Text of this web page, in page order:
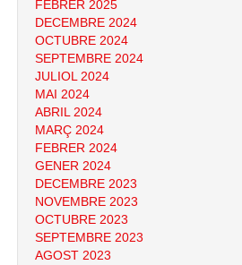
FEBRER 2025
DECEMBRE 2024
OCTUBRE 2024
SEPTEMBRE 2024
JULIOL 2024
MAI 2024
ABRIL 2024
MARÇ 2024
FEBRER 2024
GENER 2024
DECEMBRE 2023
NOVEMBRE 2023
OCTUBRE 2023
SEPTEMBRE 2023
AGOST 2023